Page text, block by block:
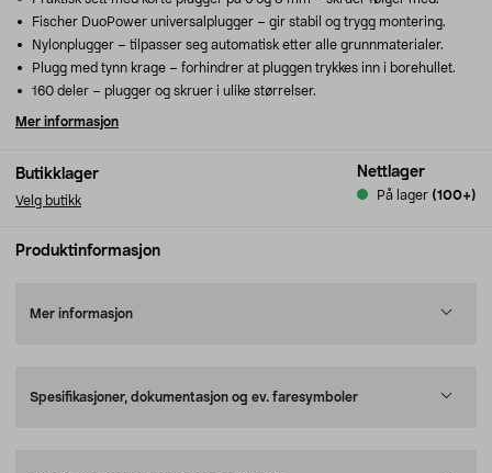
Butikklager
Velg butikk
Nettlager
På lager (100+)
Fischer DuoPower universalplugger – gir stabil og trygg montering.
Nylonplugger – tilpasser seg automatisk etter alle grunnmaterialer.
Plugg med tynn krage – forhindrer at pluggen trykkes inn i borehullet.
160 deler – plugger og skruer i ulike størrelser.
Mer informasjon
Produktinformasjon
Mer informasjon
Spesifikasjoner, dokumentasjon og ev. faresymboler